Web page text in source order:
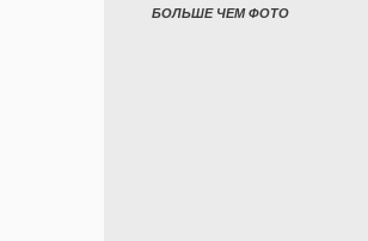
БОЛЬШЕ ЧЕМ ФОТО